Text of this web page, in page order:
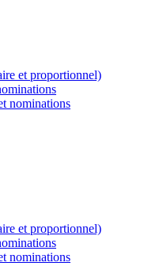
et proportionnel)
nominations
et proportionnel)
nominations